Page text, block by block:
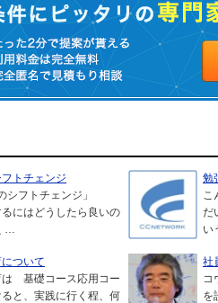
トチェンジ
シフトチェンジ」
るにはどうしたら良いの
…
勉
こ
だ
い
ついて
は 基礎コース応用コー
と、実践に行く程、何
社
コ
を